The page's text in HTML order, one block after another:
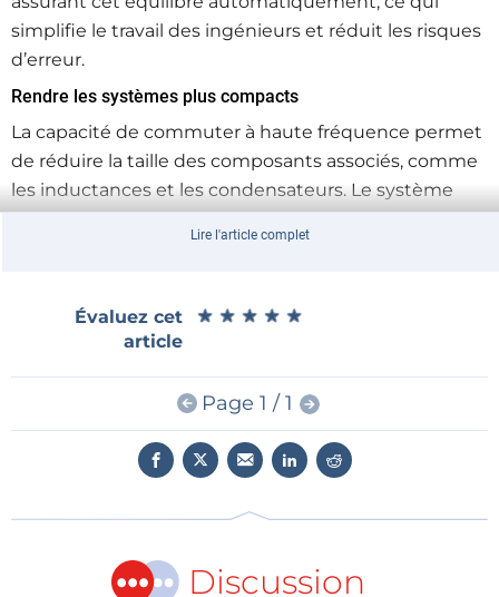
simplifie le travail des ingénieurs et réduit les risques
d’erreur.
Rendre les systèmes plus compacts
La capacité de commuter à haute fréquence permet
de réduire la taille des composants associés, comme
les inductances et les condensateurs. Le système
devient ainsi plus compact et plus léger, un avantage
l’efficacité globale.
Assurer la robustesse dans des environnements exigeants
Les systèmes de puissance dans les véhicules sont
exposés à des conditions difficiles. Le dispositif
intègre des fonctions qui améliorent la résistance
aux perturbations électriques et permettent de
Cette capacité à intégrer performance et fiabilité est
Lire l'article complet
Évaluez cet
article
★ ★ ★ ★ ★
★ ★ ★ ★ ★
Page 1 / 1
Discussion